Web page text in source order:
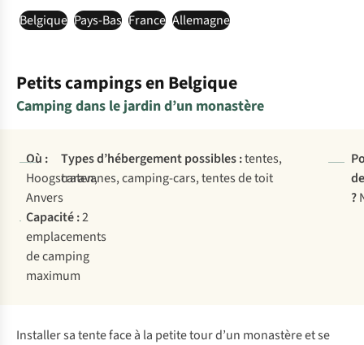
Belgique Pays-Bas France Allemagne
Petits campings en Belgique
Camping dans le jardin d’un monastère
Où :
Hoogstraten,
Anvers
Types d’hébergement possibles :tentes,
caravanes, camping-cars, tentes de toit
?
Capacité :2
emplacements
de camping
maximum
Installer sa tente face à la petite tour d’un monastère et se